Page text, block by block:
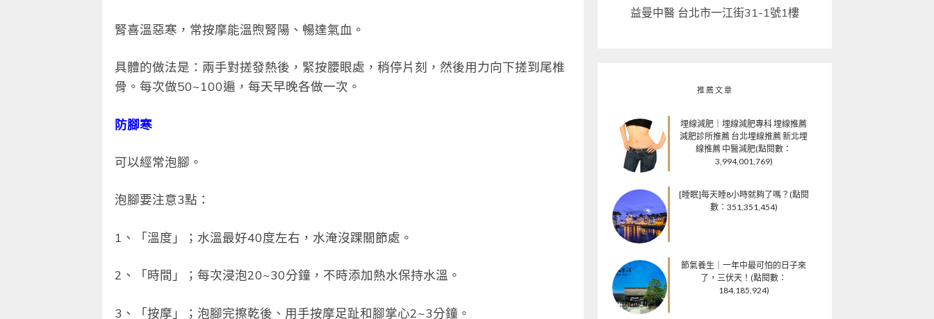
腎喜溫惡寒，常按摩能溫煦腎陽、暢達氣血。
具體的做法是：兩手對搓發熱後，緊按腰眼處，稍停片刻，然後用力向下搓到尾椎
骨。每次做50~100遍，每天早晚各做一次。
防腳寒
可以經常泡腳。
泡腳要注意3點：
1、「溫度」；水溫最好40度左右，水淹沒踝關節處。
2、「時間」；每次浸泡20~30分鐘，不時添加熱水保持水溫。
3、「按摩」；泡腳完擦乾後、用手按摩足趾和腳掌心2~3分鐘。
益曼中醫 台北市一江街31-1號1樓
推薦文章
埋線減肥｜埋線減肥專科 埋線推薦
減肥診所推薦 台北埋線推薦 新北埋
線推薦 中醫減肥(點閱數：
3,994,001,769)
[睡眠]每天睡8小時就夠了嗎？(點閱
數：351,351,454)
節氣養生｜一年中最可怕的日子來
了，三伏天！(點閱數：
184,185,924)